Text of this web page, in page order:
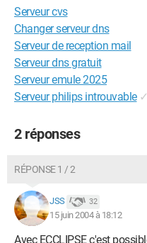
Serveur cvs
Changer serveur dns
Serveur de reception mail
Serveur dns gratuit
Serveur emule 2025
Serveur philips introuvable ✓
2 réponses
RÉPONSE 1 / 2
JSS 32
15 juin 2004 à 18:12
Avec ECCLIPSE c'est